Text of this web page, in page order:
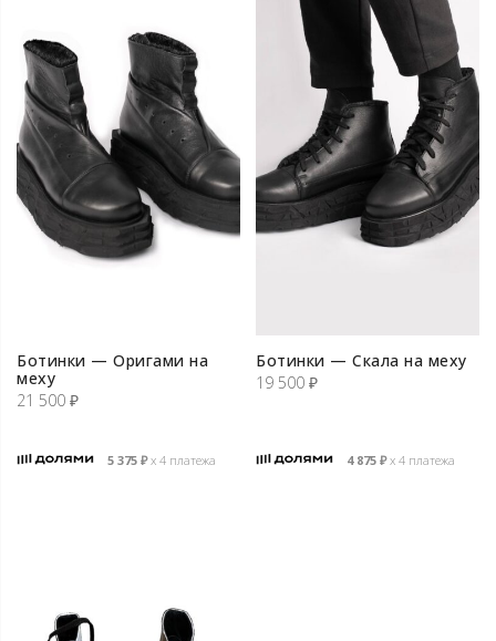
Ботинки — Оригами на
меху
21 500 ₽
5 375 ₽х 4 платежа
Ботинки — Скала на меху
19 500 ₽
4 875 ₽х 4 платежа